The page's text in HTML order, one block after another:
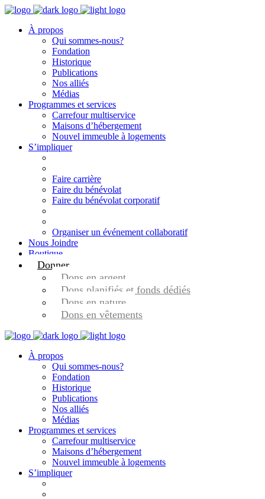
À propos
Qui sommes-nous?
Fondation
Historique
Publications
Nos alliés
Médias
Programmes et services
Carrefour multiservice
Maisons d’hébergement
Nouvel immeuble à logements
S’impliquer
Faire carrière
Faire du bénévolat
Faire du bénévolat corporatif
Organiser un événement collaboratif
Nous Joindre
Boutique
Donner
Dons en argent
Dons planifiés et fonds dédiés
Dons en nature
Dons en vêtements
À propos
Qui sommes-nous?
Fondation
Historique
Publications
Nos alliés
Médias
Programmes et services
Carrefour multiservice
Maisons d’hébergement
Nouvel immeuble à logements
S’impliquer